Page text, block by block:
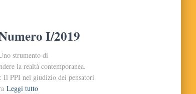
I/2019
strumento di
la realtà contemporanea.
PPI nel giudizio dei pensatori
Leggi tutto